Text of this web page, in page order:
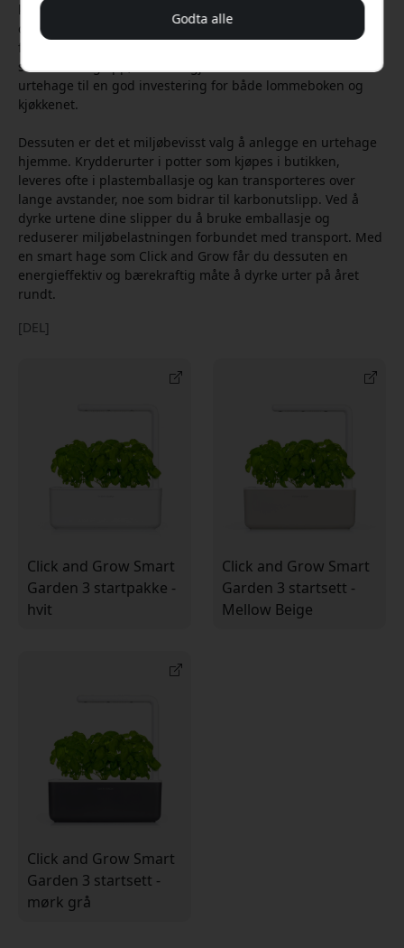
kan gi måneder med kontinuerlig innhøsting, noe som gir
deg et rikelig forråd av friske urter til en brøkdel av prisen
for det du kjøper i butikken. Over tid vil besparelsene
summere seg opp, noe som gjør en smart innendørs
urtehage til en god investering for både lommeboken og
kjøkkenet.
Dessuten er det et miljøbevisst valg å anlegge en urtehage
hjemme. Krydderurter i potter som kjøpes i butikken,
leveres ofte i plastemballasje og kan transporteres over
lange avstander, noe som bidrar til karbonutslipp. Ved å
dyrke urtene dine slipper du å bruke emballasje og
reduserer miljøbelastningen forbundet med transport. Med
en smart hage som Click and Grow får du dessuten en
energieffektiv og bærekraftig måte å dyrke urter på året
rundt.
[DEL]
Click and Grow Smart
Garden 3 startpakke -
hvit
Click and Grow Smart
Garden 3 startsett -
Mellow Beige
Click and Grow Smart
Garden 3 startsett -
mørk grå
Godta alle